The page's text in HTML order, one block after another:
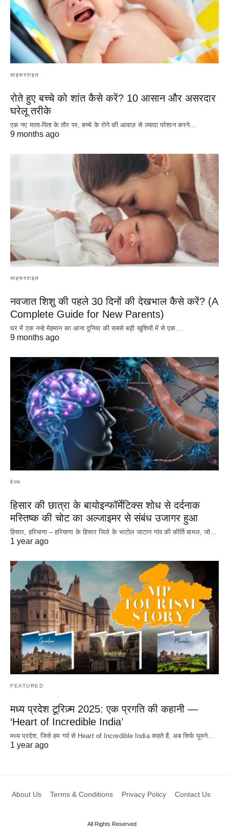
लाइफस्टाइल
रोते हुए बच्चे को शांत कैसे करें? 10 आसान और असरदार
घरेलू तरीके
एक नए माता-पिता के तौर पर, बच्चे के रोने की आवाज़ से ज़्यादा परेशान करने…
9 months ago
लाइफस्टाइल
नवजात शिशु की पहले 30 दिनों की देखभाल कैसे करें? (A
Complete Guide for New Parents)
घर में एक नन्हे मेहमान का आना दुनिया की सबसे बड़ी खुशियों में से एक…
9 months ago
हेल्थ
हिसार की छात्रा के बायोइन्फॉर्मेटिक्स शोध से दर्दनाक
मस्तिष्क की चोट का अल्जाइमर से संबंध उजागर हुआ
हिसार, हरियाणा – हरियाणा के हिसार जिले के भाटोल जाटान गांव की कीर्ति बामल, जो…
1 year ago
FEATURED
मध्य प्रदेश टूरिज़्म 2025: एक प्रगति की कहानी —
‘Heart of Incredible India’
मध्य प्रदेश, जिसे हम गर्व से Heart of Incredible India कहते हैं, अब सिर्फ घूमने…
1 year ago
About Us Terms & Conditions Privacy Policy Contact Us
All Rights Reserved